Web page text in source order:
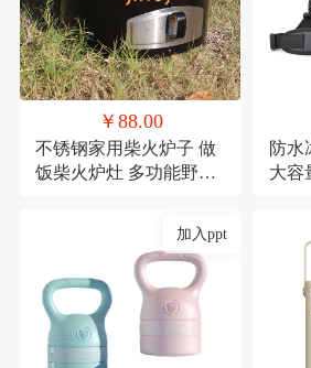
￥88.00
不锈钢家用柴火炉子 做
饭柴火炉灶 多功能野餐
防水
大容
加入ppt